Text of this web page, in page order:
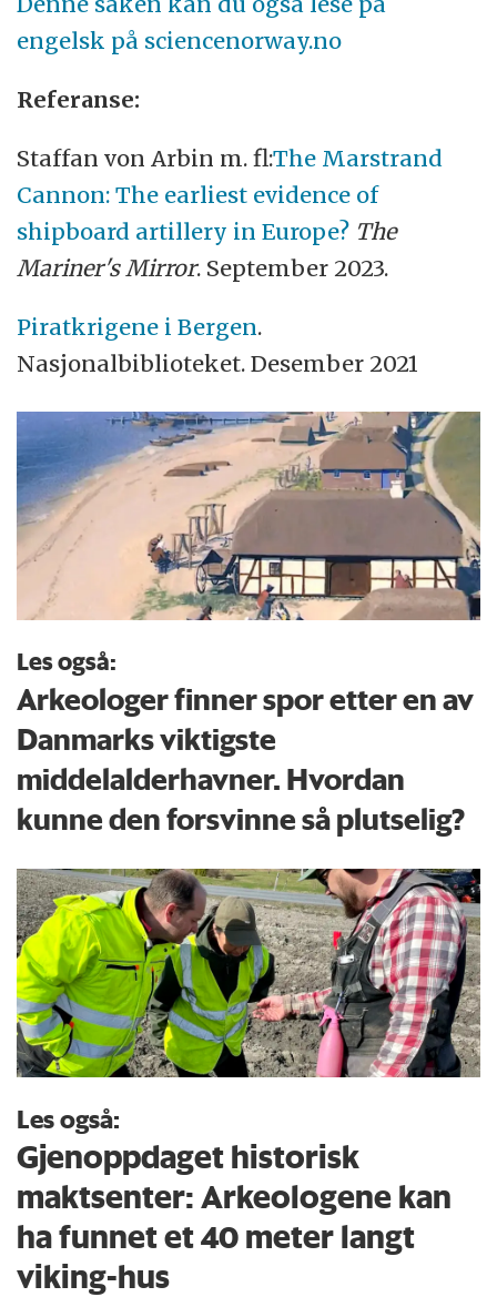
engelsk på sciencenorway.no
Referanse:
Staffan von Arbin m. fl:The Marstrand
Cannon: The earliest evidence of
shipboard artillery in Europe? The
Mariner's Mirror. September 2023.
Piratkrigene i Bergen.
Nasjonalbiblioteket. Desember 2021
Les også:
Arkeologer finner spor etter en av
Danmarks viktigste
middelalderhavner. Hvordan
kunne den forsvinne så plutselig?
Les også:
Gjenoppdaget historisk
maktsenter: Arkeologene kan
ha funnet et 40 meter langt
viking-hus